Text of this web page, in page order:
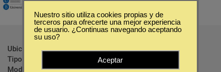
Ubicación:
Barcelona - Barcelona
Tipo:
Carreras Universitarias
Modalidad:
Presencial
Nuestro sitio utiliza cookies propias y de
terceros para ofrecerte una mejor experiencia
de usuario. ¿Continuas navegando aceptando
su uso?
Aceptar